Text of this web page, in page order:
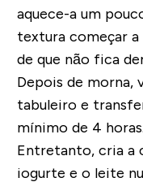
aquece-a um
textura começar
de que não fica
Depois de morna,
tabuleiro e
mínimo de 4 horas.
Entretanto, cria a
iogurte e o leite